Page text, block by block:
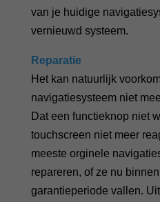
van je huidige
vernieuwd systeem.
Reparatie
Het kan natuurlijk
navigatiesysteem niet
Dat een functieknop niet
touchscreen niet meer
meeste orginele
repareren, of ze nu
garantieperiode vallen.